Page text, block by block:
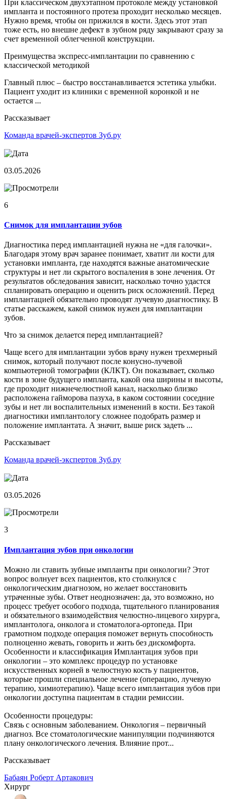
При классическом двухэтапном протоколе между установкой
импланта и постоянного протеза проходит несколько месяцев.
Нужно время, чтобы он прижился в кости. Здесь этот этап
тоже есть, но внешне дефект в зубном ряду закрывают сразу за
счет временной облегченной конструкции.
Преимущества экспресс-имплантации по сравнению с
классической методикой
Главный плюс – быстро восстанавливается эстетика улыбки.
Пациент уходит из клиники с временной коронкой и не
остается ...
Рассказывает
Команда врачей-экспертов Зуб.ру
03.05.2026
6
Снимок для имплантации зубов
Диагностика перед имплантацией нужна не «для галочки».
Благодаря этому врач заранее понимает, хватит ли кости для
установки импланта, где находятся важные анатомические
структуры и нет ли скрытого воспаления в зоне лечения. От
результатов обследования зависит, насколько точно удастся
спланировать операцию и оценить риск осложнений. Перед
имплантацией обязательно проводят лучевую диагностику. В
статье расскажем, какой снимок нужен для имплантации
зубов.
Что за снимок делается перед имплантацией?
Чаще всего для имплантации зубов врачу нужен трехмерный
снимок, который получают после конусно-лучевой
компьютерной томографии (КЛКТ). Он показывает, сколько
кости в зоне будущего импланта, какой она ширины и высоты,
где проходит нижнечелюстной канал, насколько близко
расположена гайморова пазуха, в каком состоянии соседние
зубы и нет ли воспалительных изменений в кости. Без такой
диагностики имплантологу сложнее подобрать размер и
положение имплантата. А значит, выше риск задеть ...
Рассказывает
Команда врачей-экспертов Зуб.ру
03.05.2026
3
Имплантация зубов при онкологии
Можно ли ставить зубные импланты при онкологии? Этот
вопрос волнует всех пациентов, кто столкнулся с
онкологическим диагнозом, но желает восстановить
утраченные зубы. Ответ неоднозначен: да, это возможно, но
процесс требует особого подхода, тщательного планирования
и обязательного взаимодействия челюстно-лицевого хирурга,
имплантолога, онколога и стоматолога-ортопеда. При
грамотном подходе операция поможет вернуть способность
полноценно жевать, говорить и жить без дискомфорта.
Особенности и классификация Имплантация зубов при
онкологии – это комплекс процедур по установке
искусственных корней в челюстную кость у пациентов,
которые прошли специальное лечение (операцию, лучевую
терапию, химиотерапию). Чаще всего имплантация зубов при
онкологии доступна пациентам в стадии ремиссии.
Особенности процедуры:
Связь с основным заболеванием. Онкология – первичный
диагноз. Все стоматологические манипуляции подчиняются
плану онкологического лечения. Влияние прот...
Рассказывает
Бабаян Роберт Артакович
Хирург